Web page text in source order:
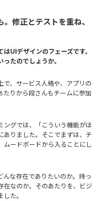
修正とテストを重ね、
はUIデザインのフェーズです。
たのでしょうか。
で、サービス人格や、アプリの
たりから段さんもチームに参加
ングでは、「こういう機能がほ
ありました。そこでまずは、チ
ムードボードから入ることにし
んな存在でありたいのか。持っ
在なのか。そのあたりを、ビジ
た。